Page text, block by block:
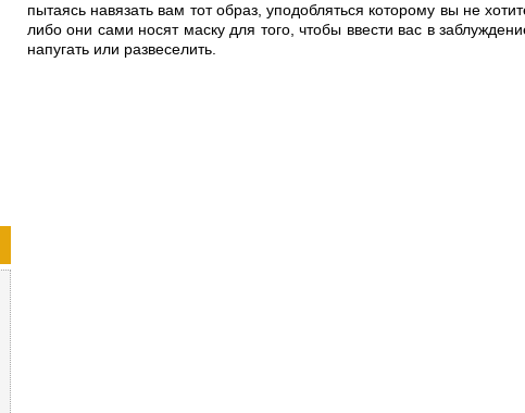
пытаясь навязать вам тот образ, уподобляться которому вы не
либо они сами носят маску для того, чтобы ввести вас в
напугать или развеселить.